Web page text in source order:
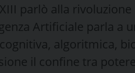
parlò alla
Artificiale parla a
algoritmica,
il confine tra